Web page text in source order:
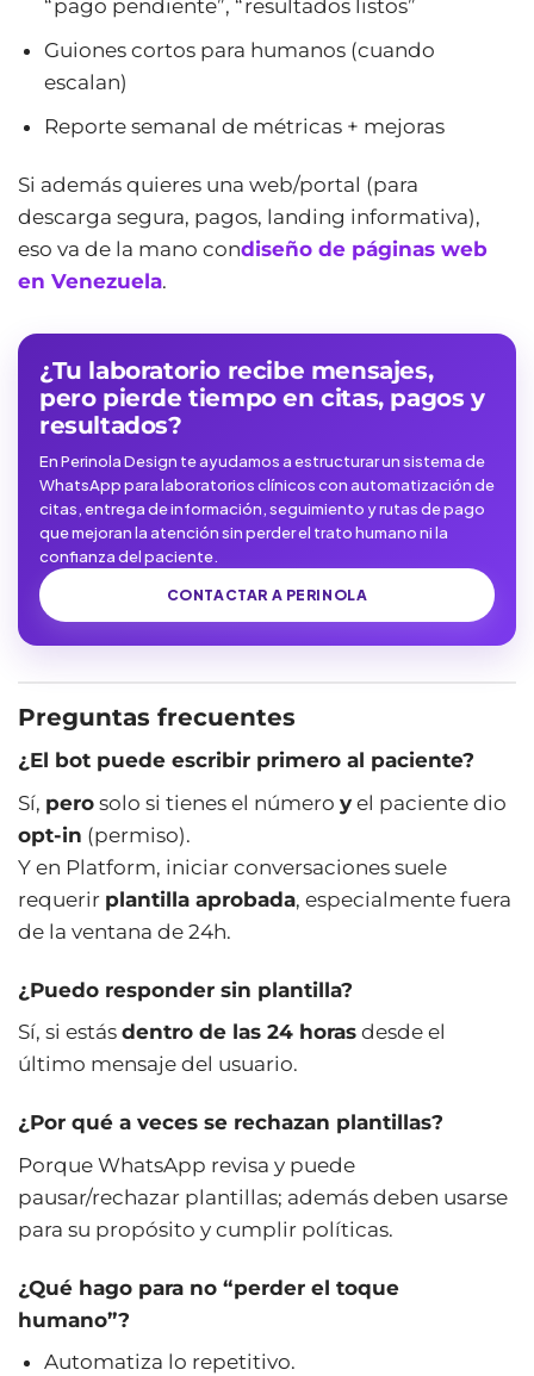
“pago pendiente”, “resultados listos”
Guiones cortos para humanos (cuando
escalan)
Reporte semanal de métricas + mejoras
Si además quieres una web/portal (para
descarga segura, pagos, landing informativa),
eso va de la mano condiseño de páginas web
en Venezuela.
¿Tu laboratorio recibe mensajes,
pero pierde tiempo en citas, pagos y
resultados?
En Perinola Design te ayudamos a estructurar un sistema de
WhatsApp para laboratorios clínicos con automatización de
citas, entrega de información, seguimiento y rutas de pago
que mejoran la atención sin perder el trato humano ni la
confianza del paciente.
CONTACTAR A PERINOLA
Preguntas frecuentes
¿El bot puede escribir primero al paciente?
Sí, pero solo si tienes el número y el paciente dio
opt-in (permiso).
Y en Platform, iniciar conversaciones suele
requerir plantilla aprobada, especialmente fuera
de la ventana de 24h.
¿Puedo responder sin plantilla?
Sí, si estás dentro de las 24 horas desde el
último mensaje del usuario.
¿Por qué a veces se rechazan plantillas?
Porque WhatsApp revisa y puede
pausar/rechazar plantillas; además deben usarse
para su propósito y cumplir políticas.
¿Qué hago para no “perder el toque
humano”?
Automatiza lo repetitivo.